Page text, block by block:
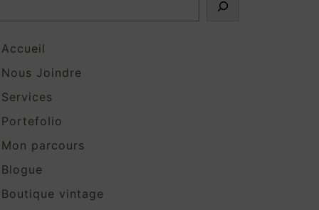
Accueil
Nous Joindre
Services
Portefolio
Mon parcours
Blogue
Boutique vintage